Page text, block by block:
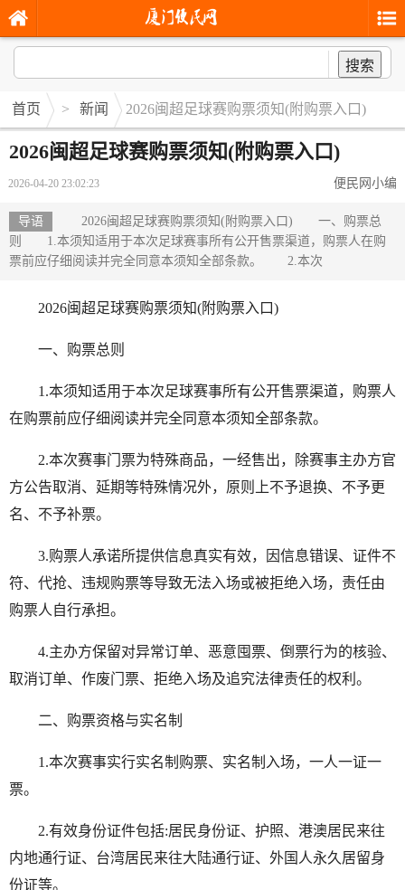
搜索
首页 > 新闻 2026闽超足球赛购票须知(附购票入口)
2026闽超足球赛购票须知(附购票入口)
2026-04-20 23:02:23 便民网小编
导语
2026闽超足球赛购票须知(附购票入口) 一、购票总
则 1.本须知适用于本次足球赛事所有公开售票渠道，购票人在购
票前应仔细阅读并完全同意本须知全部条款。 2.本次
2026闽超足球赛购票须知(附购票入口)
一、购票总则
1.本须知适用于本次足球赛事所有公开售票渠道，购票人
在购票前应仔细阅读并完全同意本须知全部条款。
2.本次赛事门票为特殊商品，一经售出，除赛事主办方官
方公告取消、延期等特殊情况外，原则上不予退换、不予更
名、不予补票。
3.购票人承诺所提供信息真实有效，因信息错误、证件不
符、代抢、违规购票等导致无法入场或被拒绝入场，责任由
购票人自行承担。
4.主办方保留对异常订单、恶意囤票、倒票行为的核验、
取消订单、作废门票、拒绝入场及追究法律责任的权利。
二、购票资格与实名制
1.本次赛事实行实名制购票、实名制入场，一人一证一
票。
2.有效身份证件包括:居民身份证、护照、港澳居民来往
内地通行证、台湾居民来往大陆通行证、外国人永久居留身
份证等。